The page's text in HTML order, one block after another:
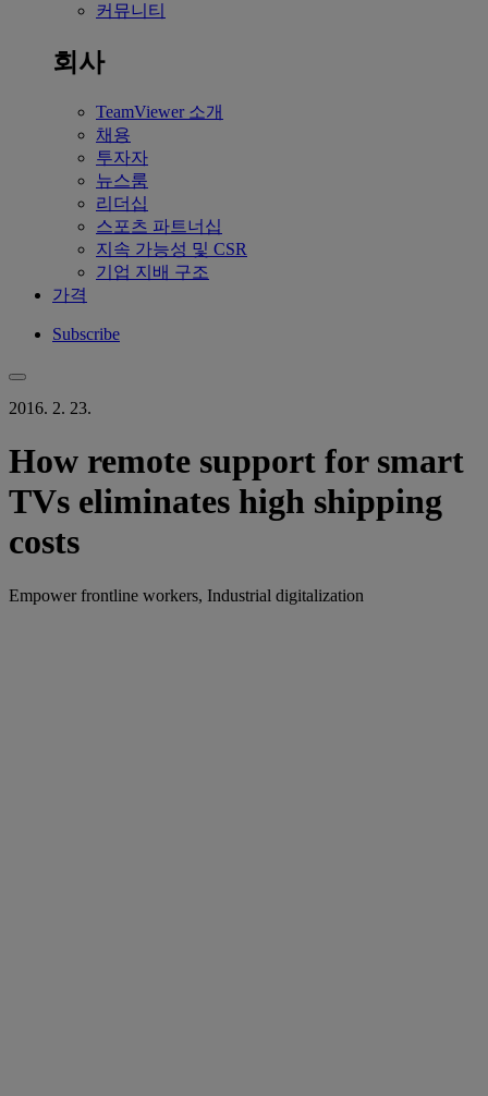
커뮤니티
회사
TeamViewer 소개
채용
투자자
뉴스룸
리더십
스포츠 파트너십
지속 가능성 및 CSR
기업 지배 구조
가격
Subscribe
2016. 2. 23.
How remote support for smart
TVs eliminates high shipping
costs
Empower frontline workers, Industrial digitalization